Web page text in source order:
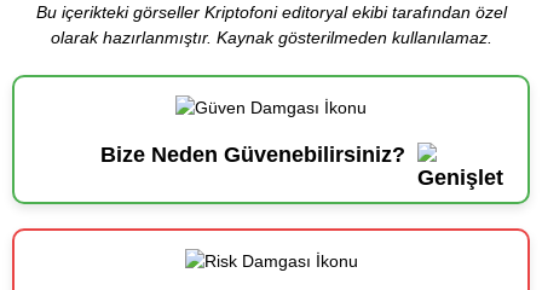
Bu içerikteki görseller Kriptofoni editoryal ekibi tarafından özel
olarak hazırlanmıştır. Kaynak gösterilmeden kullanılamaz.
Bize Neden Güvenebilirsiniz?